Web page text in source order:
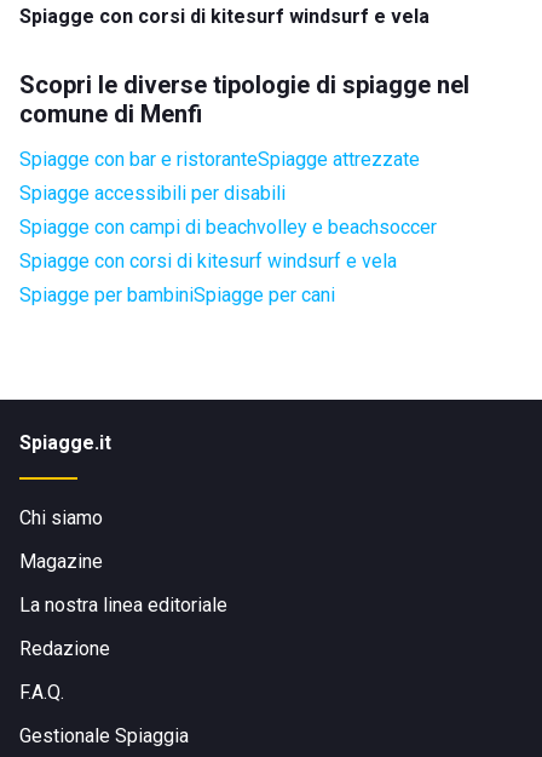
Spiagge con corsi di kitesurf windsurf e vela
Scopri le diverse tipologie di spiagge nel
comune di Menfi
Spiagge con bar e ristoranteSpiagge attrezzate
Spiagge accessibili per disabili
Spiagge con campi di beachvolley e beachsoccer
Spiagge con corsi di kitesurf windsurf e vela
Spiagge per bambiniSpiagge per cani
Spiagge.it
Chi siamo
Magazine
La nostra linea editoriale
Redazione
F.A.Q.
Gestionale Spiaggia